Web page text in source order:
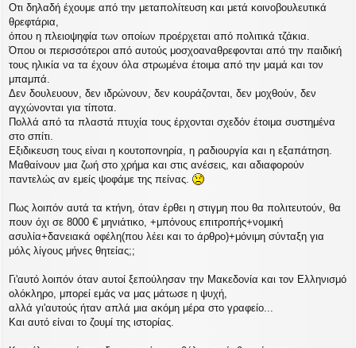
υ
σ
η
Οτι δηλαδή έχουμε από την μεταπολίτευση και μετά κοινοβουλευτικά
θρεφτάρια,
όπου η πλειοψηφία των οποίων προέρχεται από πολιτικά τζάκια.
Όπου οι περισσότεροι από αυτούς μοσχοαναθρεφονται από την παιδική
τους ηλικία να τα έχουν όλα στρωμένα έτοιμα από την μαμά και τον
μπαμπά.
Δεν δουλευουν, δεν ιδρώνουν, δεν κουράζονται, δεν μοχθούν, δεν
αγχώνονται για τίποτα.
Πολλά από τα πλαστά πτυχία τους έρχονται σχεδόν έτοιμα συστημένα
στο σπίτι.
Εξιδικευση τους είναι η κουτοπονηρία, η ραδιουργία και η εξαπάτηση.
Μαθαίνουν μια ζωή στο χρήμα και στις ανέσεις, και αδιαφορούν
παντελώς αν εμείς ψοφάμε της πείνας.
Πως λοιπόν αυτά τα κτήνη, όταν έρθει η στιγμη που θα πολιτευτούν, θα
πουν όχι σε 8000 € μηνιάτικο, +μπόνους επιτροπής+νομική
ασυλία+δανειακά οφέλη(που λέει και το άρθρο)+μόνιμη σύνταξη για
μόλς λίγους μήνες θητείας;;
Γι'αυτό λοιπόν όταν αυτοί ξεπούλησαν την Μακεδονία και τον Ελληνισμό
ολόκληρο, μπορεί εμάς να μας μάτωσε η ψυχή,
αλλά γι'αυτούς ήταν απλά μια ακόμη μέρα στο γραφείο...
Και αυτό είναι το ζουμί της ιστορίας.